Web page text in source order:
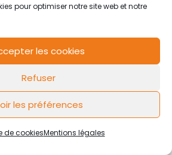
pour optimiser notre site web et notre
les cookies
Refuser
les préférences
de cookiesMentions légales